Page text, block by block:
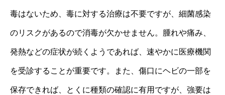
毒はないため、毒に対する治療は不要ですが、細菌感染
のリスクがあるので消毒が欠かせません。腫れや痛み、
発熱などの症状が続くようであれば、速やかに医療機関
を受診することが重要です。また、傷口にヘビの一部を
保存できれば、とくに種類の確認に有用ですが、強要は